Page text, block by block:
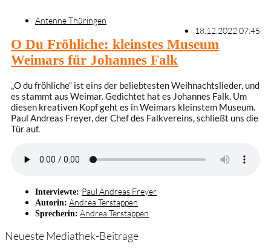
Antenne Thüringen
18.12.2022 07:45
O Du Fröhliche: kleinstes Museum
Weimars für Johannes Falk
„O du fröhliche“ ist eins der beliebtesten Weihnachtslieder, und
es stammt aus Weimar. Gedichtet hat es Johannes Falk. Um
diesen kreativen Kopf geht es in Weimars kleinstem Museum.
Paul Andreas Freyer, der Chef des Falkvereins, schließt uns die
Tür auf.
Interviewte: Paul Andreas Freyer
Autorin: Andrea Terstappen
Sprecherin: Andrea Terstappen
Neueste Mediathek-Beiträge